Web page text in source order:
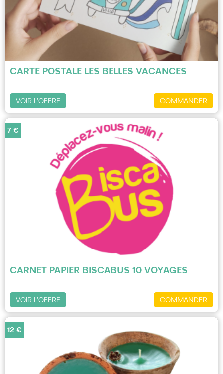
CARTE POSTALE LES BELLES VACANCES
COMMANDER
VOIR L'OFFRE
CARNET PAPIER BISCABUS 10 VOYAGES
COMMANDER
VOIR L'OFFRE
7 €
12 €